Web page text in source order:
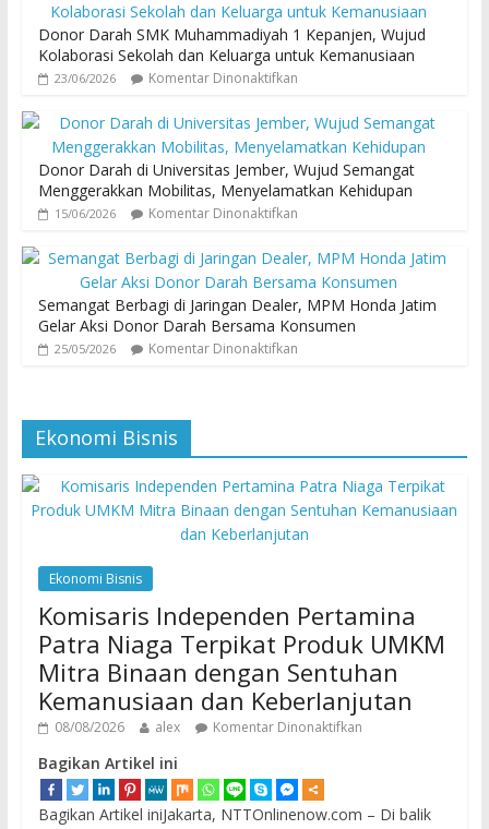
Donor Darah SMK Muhammadiyah 1 Kepanjen, Wujud
Kolaborasi Sekolah dan Keluarga untuk Kemanusiaan
23/06/2026 Komentar Dinonaktifkan
Donor Darah di Universitas Jember, Wujud Semangat
Menggerakkan Mobilitas, Menyelamatkan Kehidupan
15/06/2026 Komentar Dinonaktifkan
Semangat Berbagi di Jaringan Dealer, MPM Honda Jatim
Gelar Aksi Donor Darah Bersama Konsumen
25/05/2026 Komentar Dinonaktifkan
Ekonomi Bisnis
Ekonomi Bisnis
Komisaris Independen Pertamina
Patra Niaga Terpikat Produk UMKM
Mitra Binaan dengan Sentuhan
Kemanusiaan dan Keberlanjutan
08/08/2026 alex Komentar Dinonaktifkan
Bagikan Artikel ini
Bagikan Artikel iniJakarta, NTTOnlinenow.com – Di balik